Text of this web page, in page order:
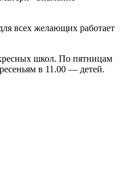
всех желающих работает
школ. По пятницам
в 11.00 — детей.